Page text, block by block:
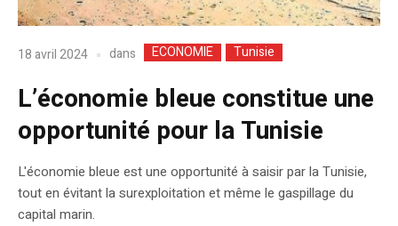
18 avril 2024 dans ECONOMIE Tunisie
L’économie bleue constitue une
opportunité pour la Tunisie
L'économie bleue est une opportunité à saisir par la Tunisie,
tout en évitant la surexploitation et même le gaspillage du
capital marin.